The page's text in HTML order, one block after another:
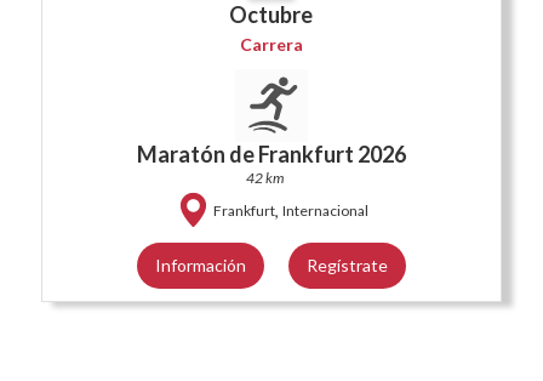
Octubre
Carrera
Maratón de Frankfurt 2026
42 km
Frankfurt, Internacional
Información Regístrate